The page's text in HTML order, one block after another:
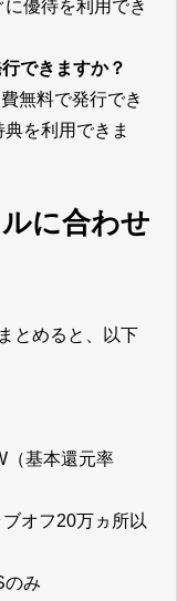
優待を利用でき
できますか？
無料で発行でき
を利用できま
に合わせ
とめると、以下
（基本還元率
オフ20万ヵ所以
のみ